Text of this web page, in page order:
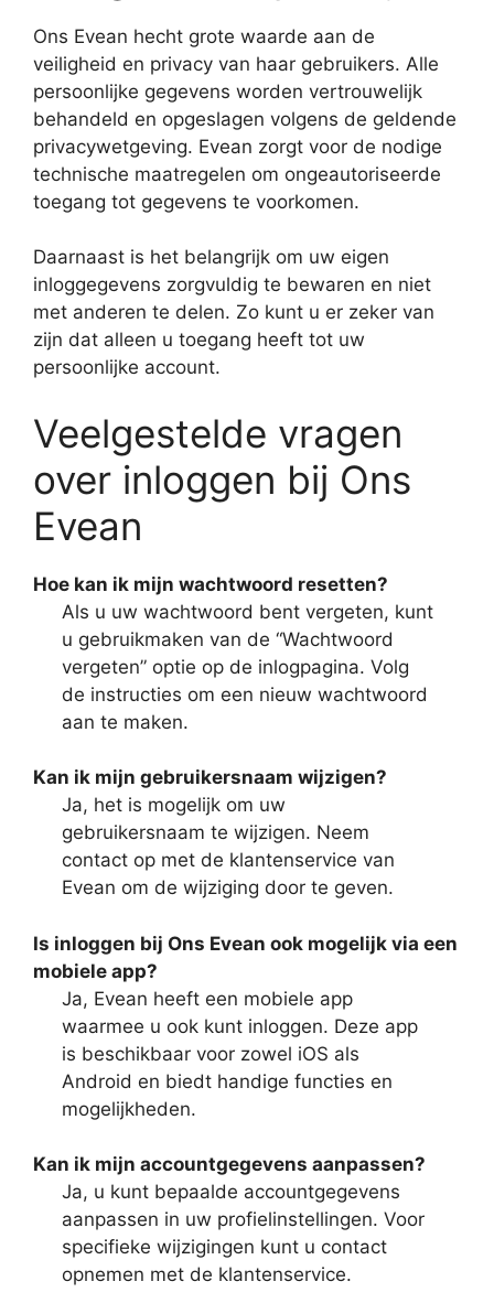
Ons Evean hecht grote waarde aan de
veiligheid en privacy van haar gebruikers. Alle
persoonlijke gegevens worden vertrouwelijk
behandeld en opgeslagen volgens de geldende
privacywetgeving. Evean zorgt voor de nodige
technische maatregelen om ongeautoriseerde
toegang tot gegevens te voorkomen.
Daarnaast is het belangrijk om uw eigen
inloggegevens zorgvuldig te bewaren en niet
met anderen te delen. Zo kunt u er zeker van
zijn dat alleen u toegang heeft tot uw
persoonlijke account.
Veelgestelde vragen
over inloggen bij Ons
Evean
Hoe kan ik mijn wachtwoord resetten?
Als u uw wachtwoord bent vergeten, kunt
u gebruikmaken van de “Wachtwoord
vergeten” optie op de inlogpagina. Volg
de instructies om een nieuw wachtwoord
aan te maken.
Kan ik mijn gebruikersnaam wijzigen?
Ja, het is mogelijk om uw
gebruikersnaam te wijzigen. Neem
contact op met de klantenservice van
Evean om de wijziging door te geven.
Is inloggen bij Ons Evean ook mogelijk via een
mobiele app?
Ja, Evean heeft een mobiele app
waarmee u ook kunt inloggen. Deze app
is beschikbaar voor zowel iOS als
Android en biedt handige functies en
mogelijkheden.
Kan ik mijn accountgegevens aanpassen?
Ja, u kunt bepaalde accountgegevens
aanpassen in uw profielinstellingen. Voor
specifieke wijzigingen kunt u contact
opnemen met de klantenservice.